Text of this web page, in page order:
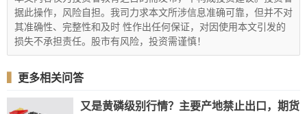
据此操作，风险自担。我司力求本文所涉信息准确可靠，但并不对
其准确性、完整性和及时 性作出任何保证，对因使用本文引发的
损失不承担责任。股市有风险，投资需谨慎！
更多相关问答
又是黄磷级别行情？主要产地禁止出口，期货